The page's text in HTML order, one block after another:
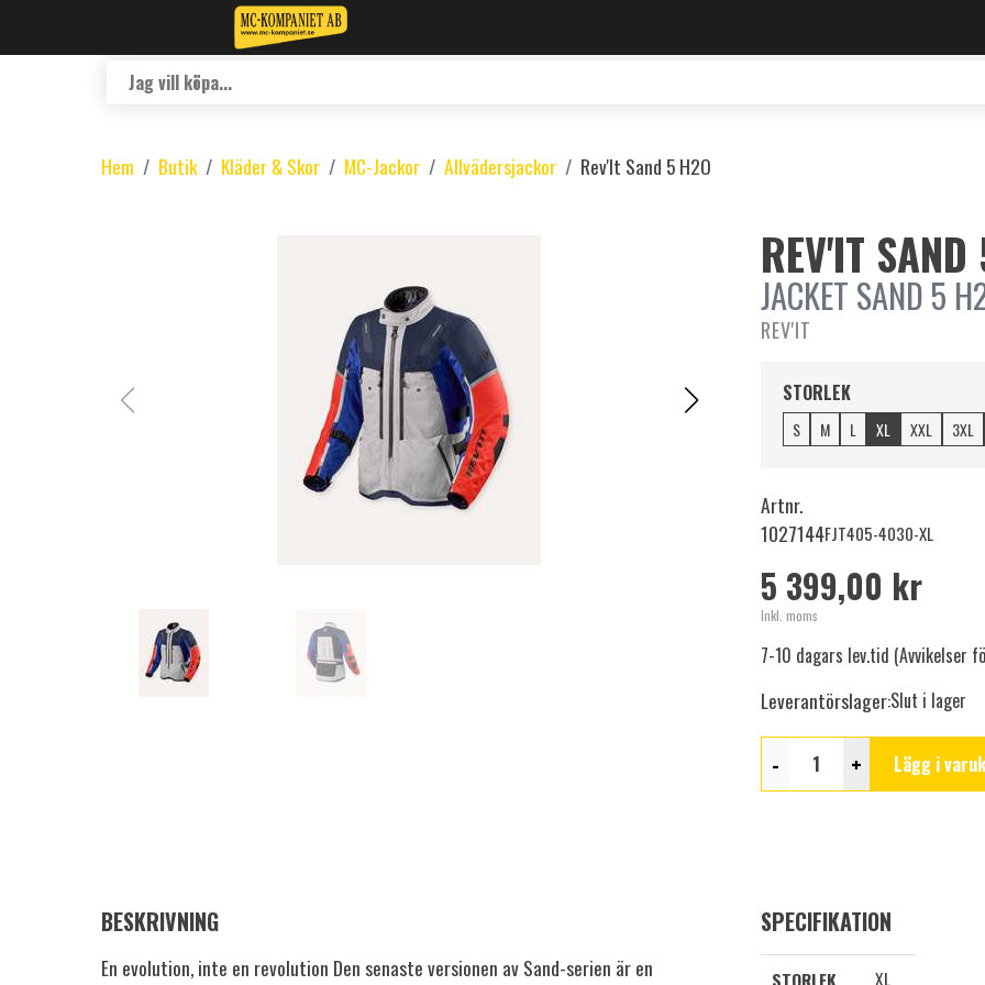
Hem Butik Kläder & Skor MC-Jackor Allvädersjackor Rev'It Sand 5 H2O
REV'IT
JACKET SAND 5
REV'IT
STORLEK
S M L XL XXL 3XL
Artnr.
1027144FJT405-4030-XL
5 399,00 kr
Inkl. moms
7-10 dagars lev.tid (Avvikelser
Leverantörslager:Slut i lager
- + Lägg i
BESKRIVNING
En evolution, inte en revolution Den senaste versionen av Sand-serien är en
SPECIFIKATION
STORLEK
XL